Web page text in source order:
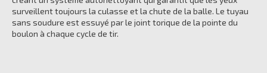
surveillent toujours la culasse et la chute de la balle. Le tuyau
sans soudure est essuyé par le joint torique de la pointe du
boulon à chaque cycle de tir.